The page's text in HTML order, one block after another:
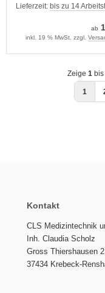
Lieferzeit: bis zu 14
ab
inkl. 19 % MwSt. zzgl.
Zeige 1 bis
1
Kontakt
CLS Medizintechnik
Inh. Claudia Scholz
Gross Thiershausen 2
37434 Krebeck-